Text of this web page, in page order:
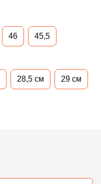
46 45,5
28,5 см 29 см